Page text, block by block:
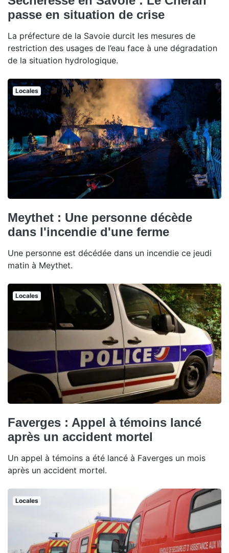
passe en situation de crise
La préfecture de la Savoie durcit les mesures de
restriction des usages de l’eau face à une dégradation
de la situation hydrologique.
Locales
Meythet : Une personne décède
dans l'incendie d'une ferme
Une personne est décédée dans un incendie ce jeudi
matin à Meythet.
Locales
Faverges : Appel à témoins lancé
après un accident mortel
Un appel à témoins a été lancé à Faverges un mois
après un accident mortel.
Locales